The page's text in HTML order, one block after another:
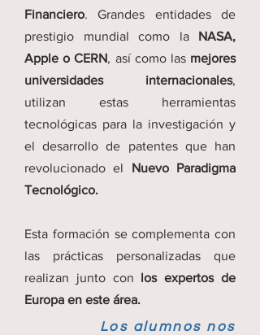
Financiero. Grandes entidades de
prestigio mundial como laNASA,
Apple o CERN, así como las mejores
universidades internacionales,
utilizan estas herramientas
tecnológicas para la investigación y
el desarrollo de patentes que han
revolucionado el Nuevo Paradigma
Tecnológico.
Esta formación se complementa con
las prácticas personalizadas que
realizan junto con los expertos de
Europa en este área.
Los alumnos nos